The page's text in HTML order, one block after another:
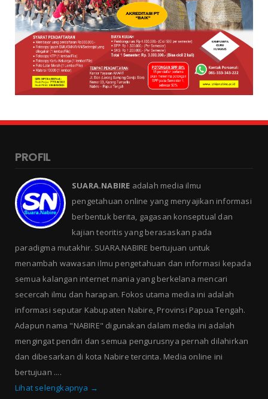
PROFIL
SUARA.NABIRE adalah media ilmu
pengetahuan online yang menyajikan informasi
berbentuk berita, gagasan konseptual dan
kajian teoritis yang berasaskan pada
paradigma mutakhir. SUARA.NABIRE bertujuan untuk
menambah wawasan ilmu pengetahuan dan informasi kepada
semua kalangan internet mania yang berkelana mencari
secercah ilmu dan harapan. Fokos utama media ini adalah
informasi seputar Kabupaten Nabire, Provinsi Papua Tengah.
Adapun nama "NABIRE" digunakan dalam media ini adalah
mengingat pendiri dan semua pengurusnya pernah dilahirkan
dan dibesarkan di kota Nabire tercinta. Media online ini
bertujuan ....
Lihat selengkapnya →